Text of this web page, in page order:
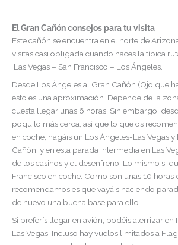
El Gran Cañón consejos para tu visita
Este cañón se encuentra en el norte de
visitas casi obligada cuando haces la típica
Las Vegas – San Francisco – Los Ángeles.
Desde Los Ángeles al Gran Cañón (Ojo que
esto es una aproximación. Depende de la
cuesta llegar unas 6 horas. Sin embargo,
poquito más cerca, así que lo que os
en coche, hagáis un Los Ángeles-Las Vegas y
Cañón, y en esta parada intermedia en Las
de los casinos y el desenfreno. Lo mismo si
Francisco en coche. Como son unas 10 horas
recomendamos es que vayáis haciendo
de nuevo una buena base para ello.
Si preferís llegar en avión, podéis aterrizar en
Las Vegas. Incluso hay vuelos limitados a